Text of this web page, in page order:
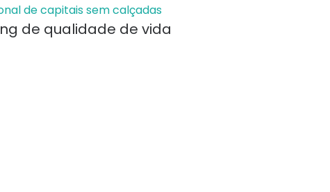
de capitais sem calçadas
de qualidade de vida